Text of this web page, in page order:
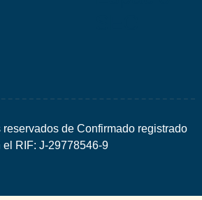
de Confirmado registrado
el RIF: J-29778546-9